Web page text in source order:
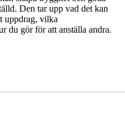
Den tar upp vad det kan
uppdrag, vilka
du gör för att anställa andra.